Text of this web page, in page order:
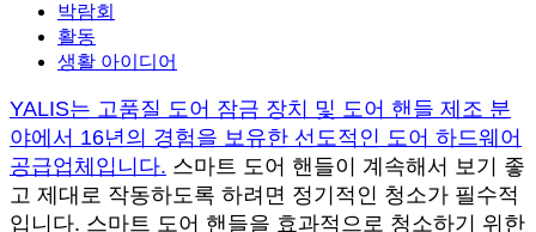
박람회
활동
생활 아이디어
YALIS는 고품질 도어 잠금 장치 및 도어 핸들 제조 분
야에서 16년의 경험을 보유한 선도적인 도어 하드웨어
공급업체입니다. 스마트 도어 핸들이 계속해서 보기 좋
고 제대로 작동하도록 하려면 정기적인 청소가 필수적
입니다. 스마트 도어 핸들을 효과적으로 청소하기 위한